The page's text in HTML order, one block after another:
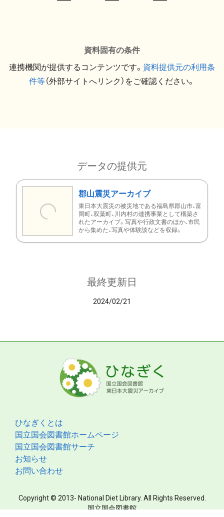
資料固有の条件
連携機関が提供するコンテンツです。 資料提供元の利用条
件等（外部サイトへリンク）をご確認ください。
データの提供元
郡山震災アーカイブ
東日本大震災の被災地である福島県郡山市、富
岡町、双葉町、川内村の連携事業として構築さ
れたアーカイブ。写真や行政文書のほか、市民
から集めた、写真や体験談などを収録。
最終更新日
2024/02/21
ひなぎくとは
国立国会図書館ホームページ
国立国会図書館サーチ
お知らせ
お問い合わせ
Copyright © 2013- National Diet Library. All Rights Reserved.